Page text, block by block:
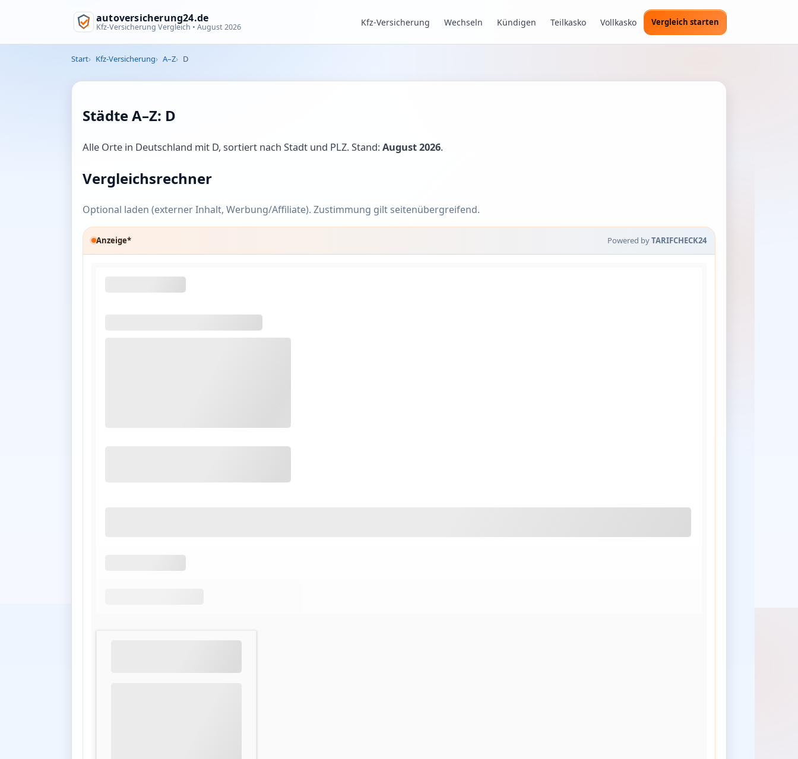
autoversicherung24.de
Kfz-Versicherung Vergleich • August 2026 Kfz-Versicherung Wechseln Kündigen Teilkasko Vollkasko Vergleich starten
Start Kfz-Versicherung A–Z D
Städte A–Z: D
Alle Orte in Deutschland mit D, sortiert nach Stadt und PLZ. Stand:August 2026.
Vergleichsrechner
Optional laden (externer Inhalt, Werbung/Affiliate). Zustimmung gilt seitenübergreifend.
Anzeige* Powered byTARIFCHECK24